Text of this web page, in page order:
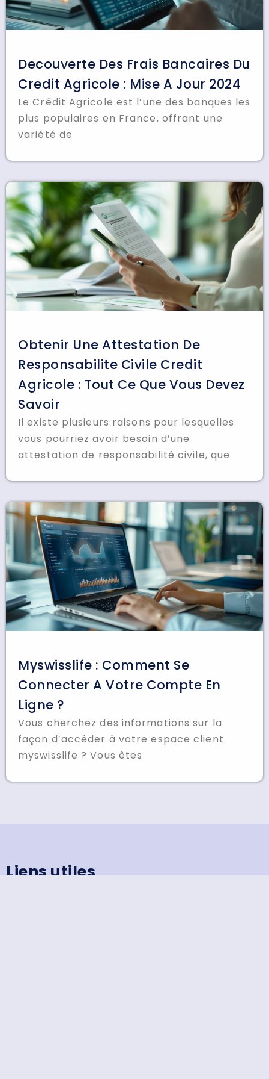
Decouverte Des Frais Bancaires Du
Credit Agricole : Mise A Jour 2024
Le Crédit Agricole est l’une des banques les
plus populaires en France, offrant une
variété de
Obtenir Une Attestation De
Responsabilite Civile Credit
Agricole : Tout Ce Que Vous Devez
Savoir
Il existe plusieurs raisons pour lesquelles
vous pourriez avoir besoin d’une
attestation de responsabilité civile, que
Myswisslife : Comment Se
Connecter A Votre Compte En
Ligne ?
Vous cherchez des informations sur la
façon d’accéder à votre espace client
myswisslife ? Vous êtes
Liens utiles